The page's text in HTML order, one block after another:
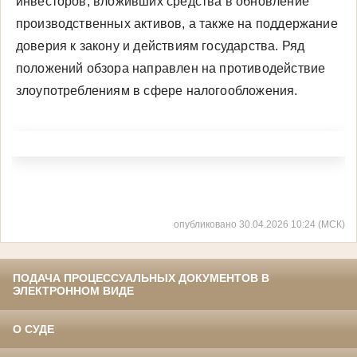
производственных активов, а также на поддержание
доверия к закону и действиям государства. Ряд
положений обзора направлен на противодействие
злоупотреблениям в сфере налогообложения.
опубликовано 30.04.2026 10:24 (МСК)
ПОДАЧА ПРОЦЕССУАЛЬНЫХ ДОКУМЕНТОВ В
ЭЛЕКТРОННОМ ВИДЕ
О СУДЕ